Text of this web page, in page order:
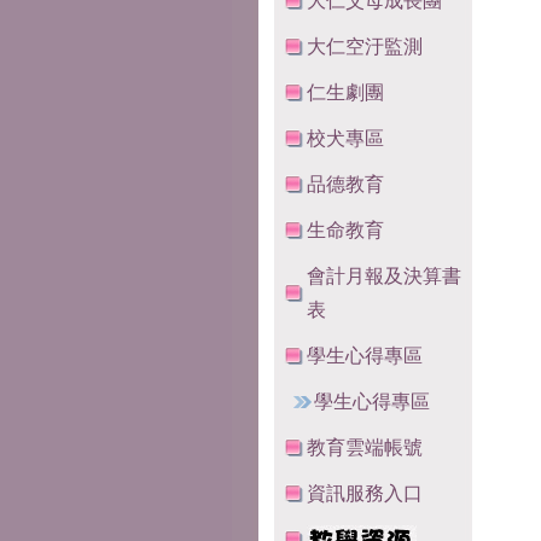
大仁空汙監測
仁生劇團
校犬專區
品德教育
生命教育
會計月報及決算書
表
學生心得專區
學生心得專區
教育雲端帳號
資訊服務入口